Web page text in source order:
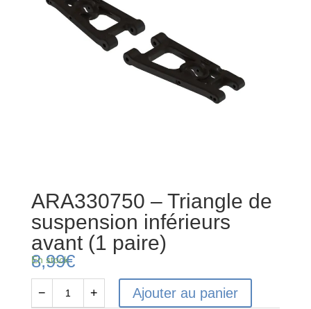
ARA330750 – Triangle de
suspension inférieurs
avant (1 paire)
8,99€
En stock
quantité
− + Ajouter au panier